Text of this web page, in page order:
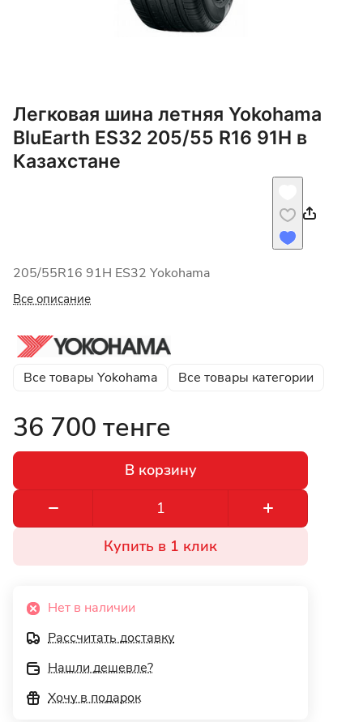
Легковая шина летняя Yokohama
BluEarth ES32 205/55 R16 91H в
Казахстане
205/55R16 91H ES32 Yokohama
Все описание
Все товары Yokohama Все товары категории
36 700 тенге
В корзину
Купить в 1 клик
Нет в наличии
Рассчитать доставку
Нашли дешевле?
Хочу в подарок